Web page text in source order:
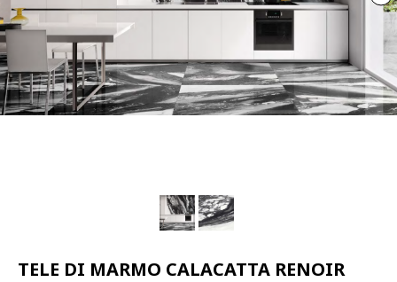
TELE DI MARMO CALACATTA RENOIR